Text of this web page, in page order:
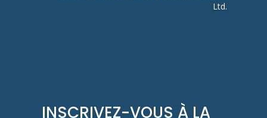
Ltd.
INSCRIVEZ-VOUS À LA